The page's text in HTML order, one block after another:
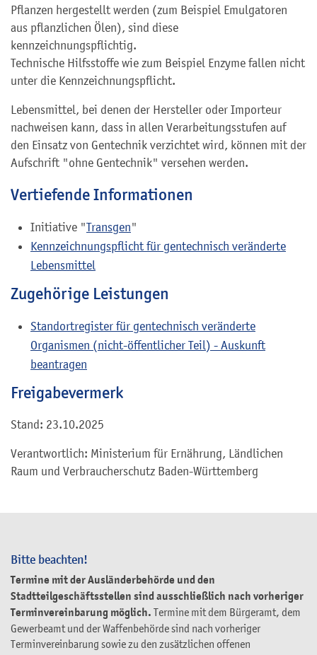
Bitte beachten!
Termine mit der Ausländerbehörde und den
Stadtteilgeschäftsstellen sind ausschließlich nach vorheriger
Terminvereinbarung möglich. Termine mit dem Bürgeramt, dem
Gewerbeamt und der Waffenbehörde sind nach vorheriger
Terminvereinbarung sowie zu den zusätzlichen offenen
Pflanzen hergestellt werden (zum Beispiel Emulgatoren
aus pflanzlichen Ölen), sind diese
kennzeichnungspflichtig.
Technische Hilfsstoffe wie zum Beispiel Enzyme fallen nicht
unter die Kennzeichnungspflicht.
Lebensmittel, bei denen der Hersteller oder Importeur
nachweisen kann, dass in allen Verarbeitungsstufen auf
den Einsatz von Gentechnik verzichtet wird, können mit der
Aufschrift "ohne Gentechnik" versehen werden.
Vertiefende Informationen
Initiative "Transgen"
Kennzeichnungspflicht für gentechnisch veränderte
Lebensmittel
Zugehörige Leistungen
Standortregister für gentechnisch veränderte
Organismen (nicht-öffentlicher Teil) - Auskunft
beantragen
Freigabevermerk
Stand: 23.10.2025
Verantwortlich: Ministerium für Ernährung, Ländlichen
Raum und Verbraucherschutz Baden-Württemberg